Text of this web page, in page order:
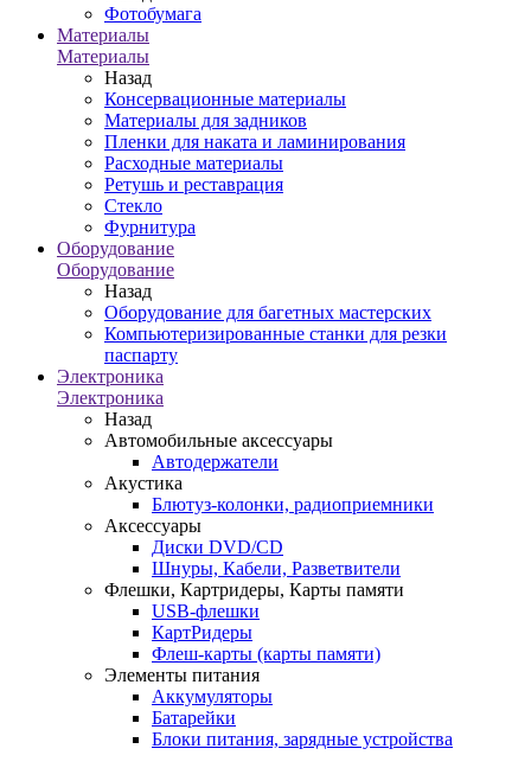
Фотобумага
Материалы
Материалы
Назад
Консервационные материалы
Материалы для задников
Пленки для наката и ламинирования
Расходные материалы
Ретушь и реставрация
Стекло
Фурнитура
Оборудование
Оборудование
Назад
Оборудование для багетных мастерских
Компьютеризированные станки для резки
паспарту
Электроника
Электроника
Назад
Автомобильные аксессуары
Автодержатели
Акустика
Блютуз-колонки, радиоприемники
Аксессуары
Диски DVD/CD
Шнуры, Кабели, Разветвители
Флешки, Картридеры, Карты памяти
USB-флешки
КартРидеры
Флеш-карты (карты памяти)
Элементы питания
Аккумуляторы
Батарейки
Блоки питания, зарядные устройства